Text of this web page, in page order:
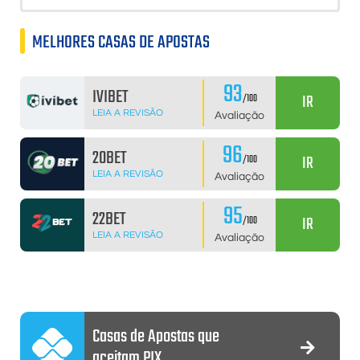
MELHORES CASAS DE APOSTAS
IVIBET
LEIA A REVISÃO 93/100
Avaliação
IR
20BET
LEIA A REVISÃO 96/100
Avaliação
IR
22BET
LEIA A REVISÃO 95/100
Avaliação
IR
Casas de Apostas que